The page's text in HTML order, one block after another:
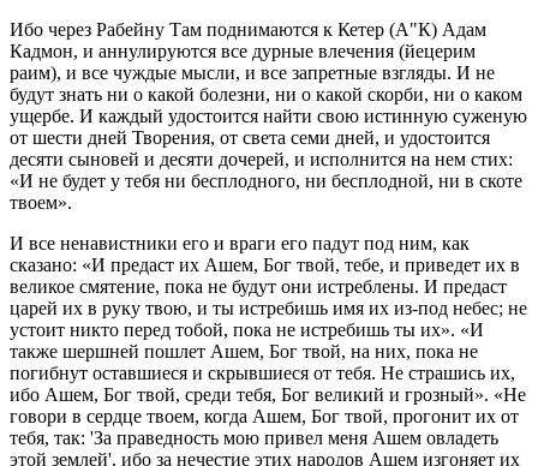
Ибо через Рабейну Там поднимаются к Кетер (А"К) Адам
Кадмон, и аннулируются все дурные влечения (йецерим
раим), и все чуждые мысли, и все запретные взгляды. И не
будут знать ни о какой болезни, ни о какой скорби, ни о каком
ущербе. И каждый удостоится найти свою истинную суженую
от шести дней Творения, от света семи дней, и удостоится
десяти сыновей и десяти дочерей, и исполнится на нем стих:
«И не будет у тебя ни бесплодного, ни бесплодной, ни в скоте
твоем».
И все ненавистники его и враги его падут под ним, как
сказано: «И предаст их Ашем, Бог твой, тебе, и приведет их в
великое смятение, пока не будут они истреблены. И предаст
царей их в руку твою, и ты истребишь имя их из-под небес; не
устоит никто перед тобой, пока не истребишь ты их». «И
также шершней пошлет Ашем, Бог твой, на них, пока не
погибнут оставшиеся и скрывшиеся от тебя. Не страшись их,
ибо Ашем, Бог твой, среди тебя, Бог великий и грозный». «Не
говори в сердце твоем, когда Ашем, Бог твой, прогонит их от
тебя, так: 'За праведность мою привел меня Ашем овладеть
этой землей', ибо за нечестие этих народов Ашем изгоняет их